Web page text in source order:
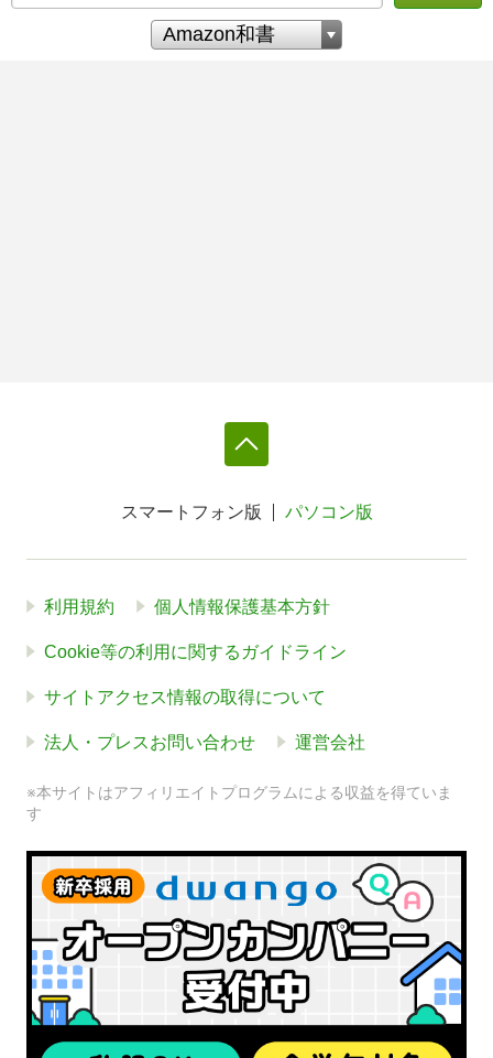
スマートフォン版 パソコン版
利用規約 個人情報保護基本方針
Cookie等の利用に関するガイドライン
サイトアクセス情報の取得について
法人・プレスお問い合わせ 運営会社
※本サイトはアフィリエイトプログラムによる収益を得ていま
す